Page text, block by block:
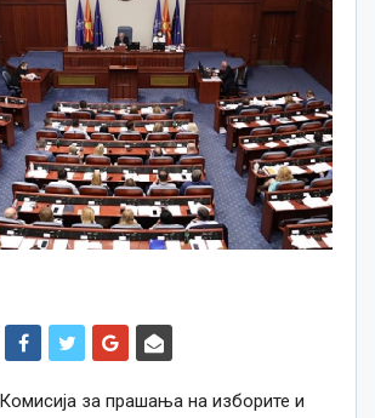
за прашања на изборите и